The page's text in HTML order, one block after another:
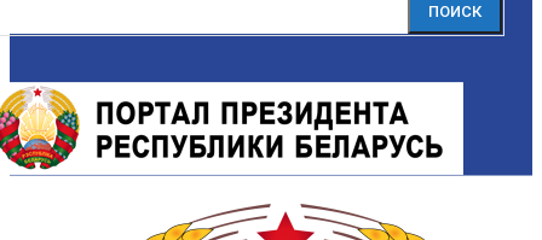
ПОИСК